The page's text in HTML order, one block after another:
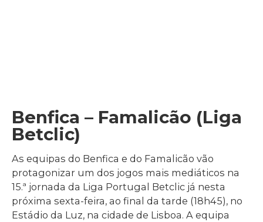
Benfica – Famalicão (Liga
Betclic)
As equipas do Benfica e do Famalicão vão
protagonizar um dos jogos mais mediáticos na
15.ª jornada da Liga Portugal Betclic já nesta
próxima sexta-feira, ao final da tarde (18h45), no
Estádio da Luz, na cidade de Lisboa. A equipa